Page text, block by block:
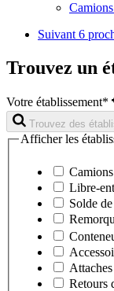
Suivant 6
Trouvez un
Votre établissement*
Trouvez des
Afficher les
Camions
Libre-
Solde
Retours